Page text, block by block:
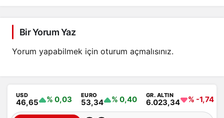
Bir Yorum Yaz
Yorum yapabilmek için oturum açmalısınız.
USD
46,65 % 0,03 EURO
53,34 % 0,40 GR. ALTIN
6.023,34 % -1,74